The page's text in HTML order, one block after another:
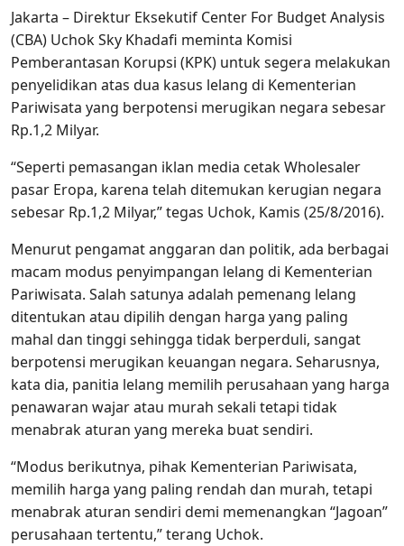
Jakarta – Direktur Eksekutif Center For Budget Analysis
(CBA) Uchok Sky Khadafi meminta Komisi
Pemberantasan Korupsi (KPK) untuk segera melakukan
penyelidikan atas dua kasus lelang di Kementerian
Pariwisata yang berpotensi merugikan negara sebesar
Rp.1,2 Milyar.
“Seperti pemasangan iklan media cetak Wholesaler
pasar Eropa, karena telah ditemukan kerugian negara
sebesar Rp.1,2 Milyar,” tegas Uchok, Kamis (25/8/2016).
Menurut pengamat anggaran dan politik, ada berbagai
macam modus penyimpangan lelang di Kementerian
Pariwisata. Salah satunya adalah pemenang lelang
ditentukan atau dipilih dengan harga yang paling
mahal dan tinggi sehingga tidak berperduli, sangat
berpotensi merugikan keuangan negara. Seharusnya,
kata dia, panitia lelang memilih perusahaan yang harga
penawaran wajar atau murah sekali tetapi tidak
menabrak aturan yang mereka buat sendiri.
“Modus berikutnya, pihak Kementerian Pariwisata,
memilih harga yang paling rendah dan murah, tetapi
menabrak aturan sendiri demi memenangkan “Jagoan”
perusahaan tertentu,” terang Uchok.